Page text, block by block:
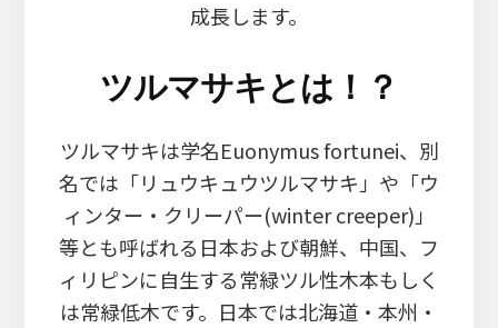
成長します。
ツルマサキとは！？
ツルマサキは学名Euonymus fortunei、別
名では「リュウキュウツルマサキ」や「ウ
ィンター・クリーパー(winter creeper)」
等とも呼ばれる日本および朝鮮、中国、フ
ィリピンに自生する常緑ツル性木本もしく
は常緑低木です。日本では北海道・本州・